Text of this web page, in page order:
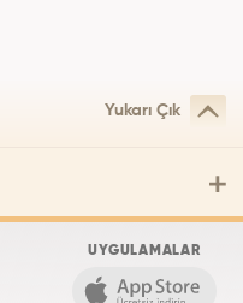
Yukarı Çık
UYGULAMALAR